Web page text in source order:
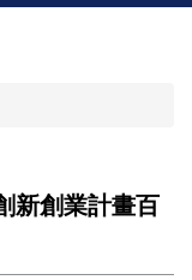
新創業計畫百